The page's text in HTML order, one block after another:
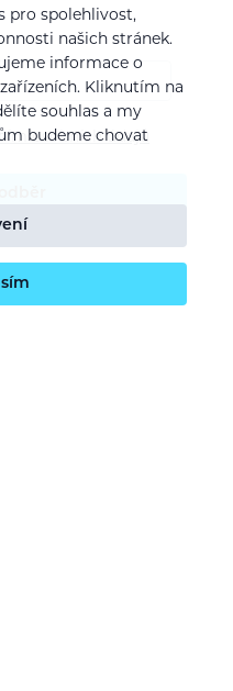
osobních údajů
pro spolehlivost,
našich stránek.
informace o
Kliknutím na
souhlas a my
budeme chovat